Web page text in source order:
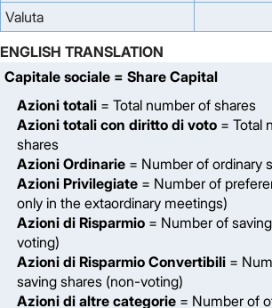
Valuta
ENGLISH TRANSLATION
Capitale sociale = Share Capital
Azioni totali = Total number of shares
Azioni totali con diritto di voto = Total
shares
Azioni Ordinarie = Number of ordinary
Azioni Privilegiate = Number of
only in the extaordinary meetings)
Azioni di Risparmio = Number of
voting)
Azioni di Risparmio Convertibili =
saving shares (non-voting)
Azioni di altre categorie = Number of